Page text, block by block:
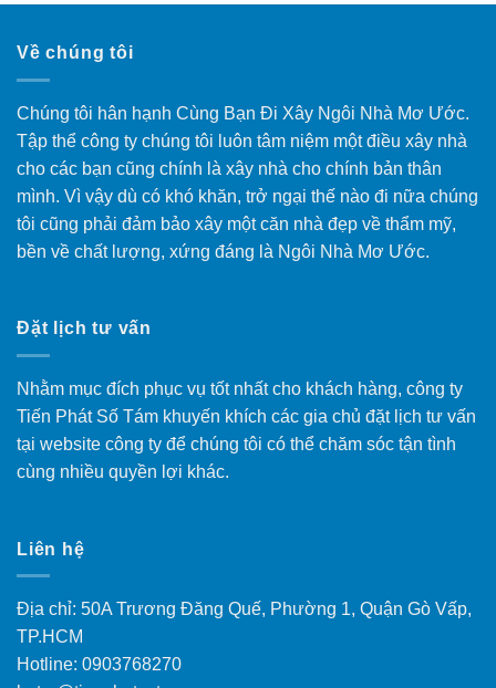
Về chúng tôi
Chúng tôi hân hạnh Cùng Bạn Đi Xây Ngôi Nhà Mơ Ước.
Tập thể công ty chúng tôi luôn tâm niệm một điều xây nhà
cho các bạn cũng chính là xây nhà cho chính bản thân
mình. Vì vậy dù có khó khăn, trở ngại thế nào đi nữa chúng
tôi cũng phải đảm bảo xây một căn nhà đẹp về thẩm mỹ,
bền về chất lượng, xứng đáng là Ngôi Nhà Mơ Ước.
Đặt lịch tư vấn
Nhằm mục đích phục vụ tốt nhất cho khách hàng, công ty
Tiến Phát Số Tám khuyến khích các gia chủ đặt lịch tư vấn
tại website công ty để chúng tôi có thể chăm sóc tận tình
cùng nhiều quyền lợi khác.
Liên hệ
Địa chỉ: 50A Trương Đăng Quế, Phường 1, Quận Gò Vấp,
TP.HCM
Hotline: 0903768270